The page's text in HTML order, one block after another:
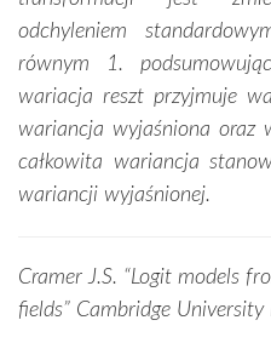
odchyleniem
równym 1.
wariacja reszt przyjmuje
wariancja wyjaśniona oraz
całkowita wariancja
wariancji wyjaśnionej.
Cramer J.S. “Logit models
fields” Cambridge